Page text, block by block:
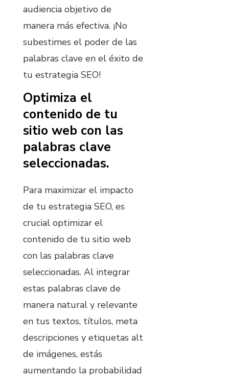
audiencia objetivo de
manera más efectiva. ¡No
subestimes el poder de las
palabras clave en el éxito de
tu estrategia SEO!
Optimiza el
contenido de tu
sitio web con las
palabras clave
seleccionadas.
Para maximizar el impacto
de tu estrategia SEO, es
crucial optimizar el
contenido de tu sitio web
con las palabras clave
seleccionadas. Al integrar
estas palabras clave de
manera natural y relevante
en tus textos, títulos, meta
descripciones y etiquetas alt
de imágenes, estás
aumentando la probabilidad